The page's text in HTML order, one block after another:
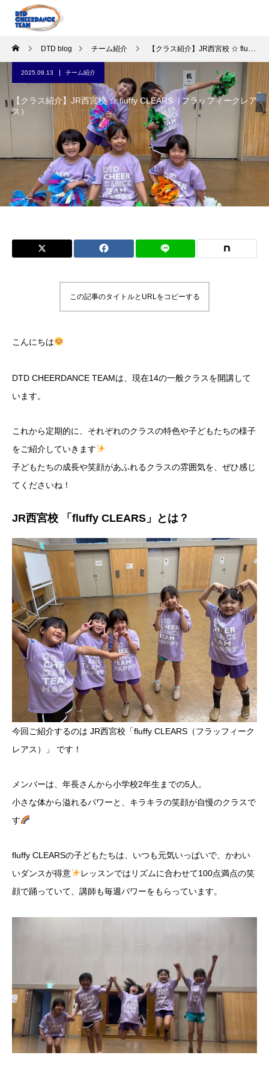
DTD blog チーム紹介 【クラス紹介】JR西宮校 ☆ fluffy CLEARS（フラッフィークレアス）
2025.09.13 チーム紹介
【クラス紹介】JR西宮校 ☆ fluffy CLEARS（フラッフィークレア
ス）
この記事のタイトルとURLをコピーする
こんにちは
DTD CHEERDANCE TEAMは、現在14の一般クラスを開講して
います。
これから定期的に、それぞれのクラスの特色や子どもたちの様子
をご紹介していきます
子どもたちの成長や笑顔があふれるクラスの雰囲気を、ぜひ感じ
てくださいね！
JR西宮校 「fluffy CLEARS」とは？
今回ご紹介するのは JR西宮校「fluffy CLEARS（フラッフィーク
レアス）」 です！
メンバーは、年長さんから小学校2年生までの5人。
小さな体から溢れるパワーと、キラキラの笑顔が自慢のクラスで
す
fluffy CLEARSの子どもたちは、いつも元気いっぱいで、かわい
いダンスが得意
レッスンではリズムに合わせて100点満点の笑
顔で踊っていて、講師も毎週パワーをもらっています。